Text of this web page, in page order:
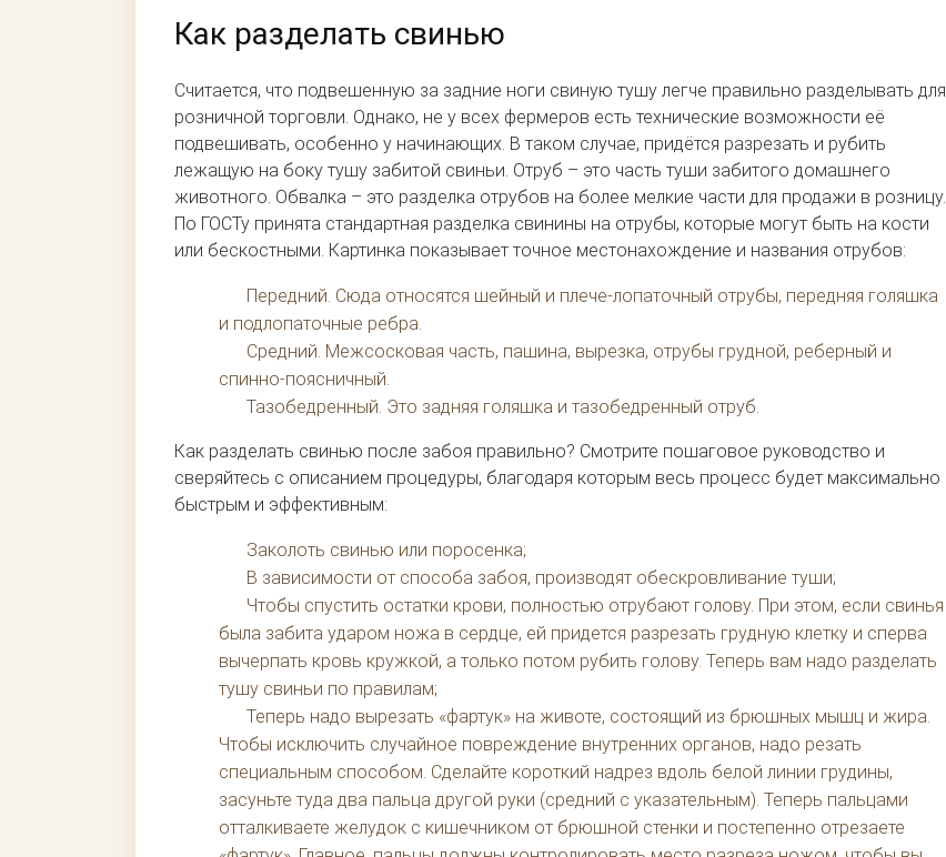
Как разделать свинью
Считается, что подвешенную за задние ноги свиную тушу легче правильно разделывать для
розничной торговли. Однако, не у всех фермеров есть технические возможности её
подвешивать, особенно у начинающих. В таком случае, придётся разрезать и рубить
лежащую на боку тушу забитой свиньи. Отруб – это часть туши забитого домашнего
животного. Обвалка – это разделка отрубов на более мелкие части для продажи в розницу.
По ГОСТу принята стандартная разделка свинины на отрубы, которые могут быть на кости
или бескостными. Картинка показывает точное местонахождение и названия отрубов:
Передний. Сюда относятся шейный и плече-лопаточный отрубы, передняя голяшка
и подлопаточные ребра.
Средний. Межсосковая часть, пашина, вырезка, отрубы грудной, реберный и
спинно-поясничный.
Тазобедренный. Это задняя голяшка и тазобедренный отруб.
Как разделать свинью после забоя правильно? Смотрите пошаговое руководство и
сверяйтесь с описанием процедуры, благодаря которым весь процесс будет максимально
быстрым и эффективным:
Заколоть свинью или поросенка;
В зависимости от способа забоя, производят обескровливание туши;
Чтобы спустить остатки крови, полностью отрубают голову. При этом, если свинья
была забита ударом ножа в сердце, ей придется разрезать грудную клетку и сперва
вычерпать кровь кружкой, а только потом рубить голову. Теперь вам надо разделать
тушу свиньи по правилам;
Теперь надо вырезать «фартук» на животе, состоящий из брюшных мышц и жира.
Чтобы исключить случайное повреждение внутренних органов, надо резать
специальным способом. Сделайте короткий надрез вдоль белой линии грудины,
засуньте туда два пальца другой руки (средний с указательным). Теперь пальцами
отталкиваете желудок с кишечником от брюшной стенки и постепенно отрезаете